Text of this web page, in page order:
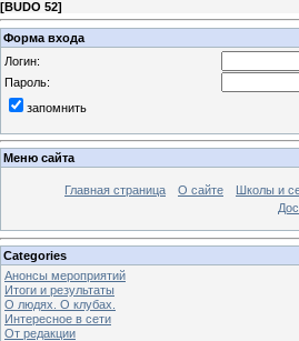
[BUDO 52]
Форма входа
Логин:
Пароль:
запомнить
Меню сайта
Главная страница О сайте Школы и
Categories
Анонсы мероприятий
Итоги и результаты
О людях. О клубах.
Интересное в сети
От редакции